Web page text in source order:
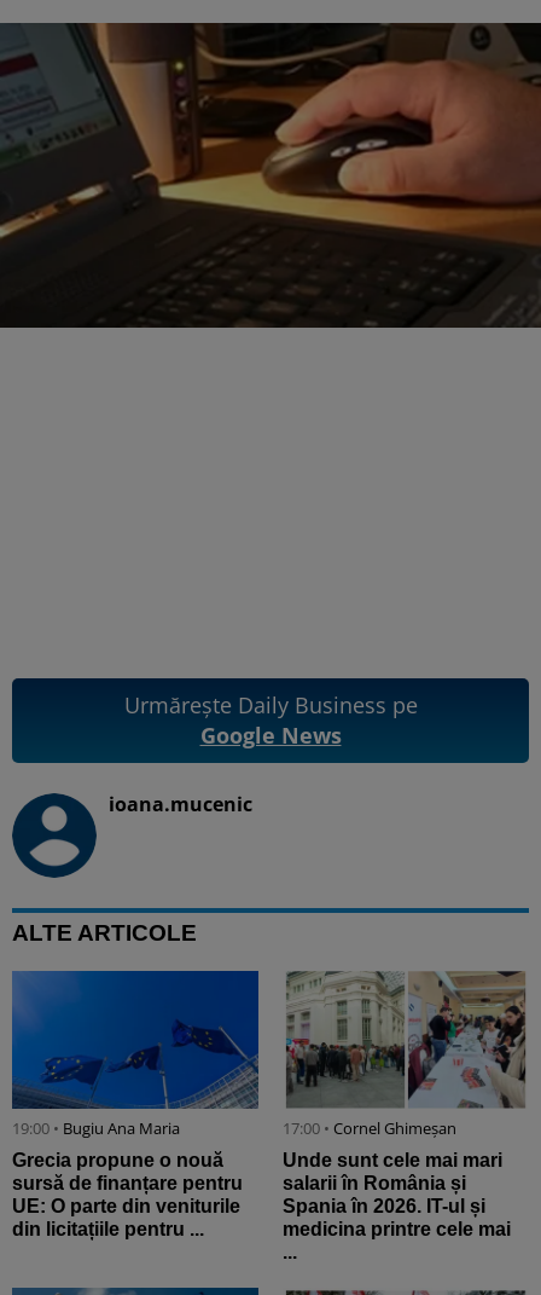
Urmărește Daily Business pe
Google News
ioana.mucenic
ALTE ARTICOLE
19:00 • Bugiu ⁠Ana Maria
Grecia propune o nouă
sursă de finanțare pentru
UE: O parte din veniturile
din licitațiile pentru ...
17:00 • Cornel Ghimeșan
Unde sunt cele mai mari
salarii în România și
Spania în 2026. IT-ul și
medicina printre cele mai
...